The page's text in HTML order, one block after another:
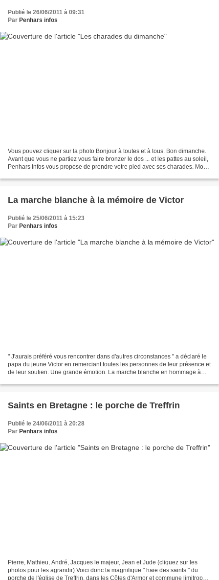
Publié le 26/06/2011 à 09:31
Par Penhars infos
Vous pouvez cliquer sur la photo Bonjour à toutes et à tous. Bon dimanche.
Avant que vous ne partiez vous faire bronzer le dos ... et les pattes au soleil,
Penhars Infos vous propose de prendre votre pied avec ses charades. Mon
La marche blanche à la mémoire de Victor
Publié le 25/06/2011 à 15:23
Par Penhars infos
" J'aurais préféré vous rencontrer dans d'autres circonstances " a déclaré le
papa du jeune Victor en remerciant toutes les personnes de leur présence et
de leur soutien. Une grande émotion. La marche blanche en hommage à
Saints en Bretagne : le porche de Treffrin
Publié le 24/06/2011 à 20:28
Par Penhars infos
Pierre, Mathieu, André, Jacques le majeur, Jean et Jude (cliquez sur les
photos pour les agrandir) Voici donc la magnifique " haie des saints " du
porche de l'église de Treffrin, dans les Côtes d'Armor et commune limitrophe